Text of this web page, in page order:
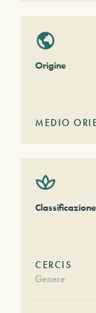
Origine
MEDIO
Classificazione
CERCIS
Genere